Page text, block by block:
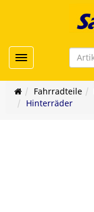
Toggle navigation
Fahrradteile
Hinterräder